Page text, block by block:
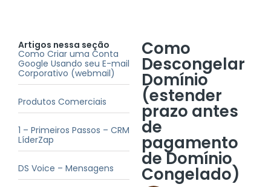
Artigos nessa seção
Como Criar uma Conta
Google Usando seu E-mail
Corporativo (webmail)
Produtos Comerciais
1 – Primeiros Passos – CRM
LíderZap
DS Voice – Mensagens
Como
Descongelar
Domínio
(estender
prazo antes
de
pagamento
de Domínio
Congelado)